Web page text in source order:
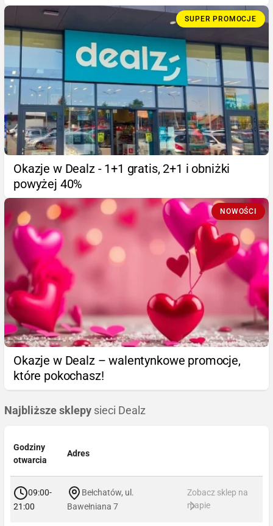
SUPER PROMOCJE
Okazje w Dealz - 1+1 gratis, 2+1 i obniżki
powyżej 40%
NOWOŚCI
Okazje w Dealz – walentynkowe promocje,
które pokochasz!
Najbliższe sklepy sieci Dealz
Godziny
otwarcia
Adres
09:00-
21:00
Bełchatów, ul.
Bawełniana 7
Zobacz sklep na
mapie